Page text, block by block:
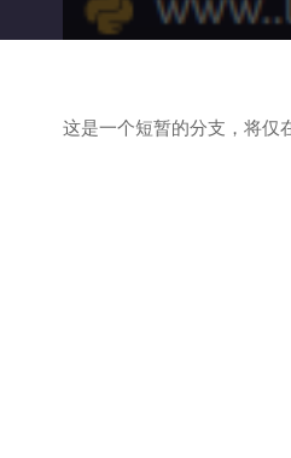
这是一个短暂的分支，将仅